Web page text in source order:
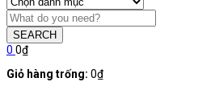
SEARCH
0 0₫
Giỏ hàng trống: 0₫